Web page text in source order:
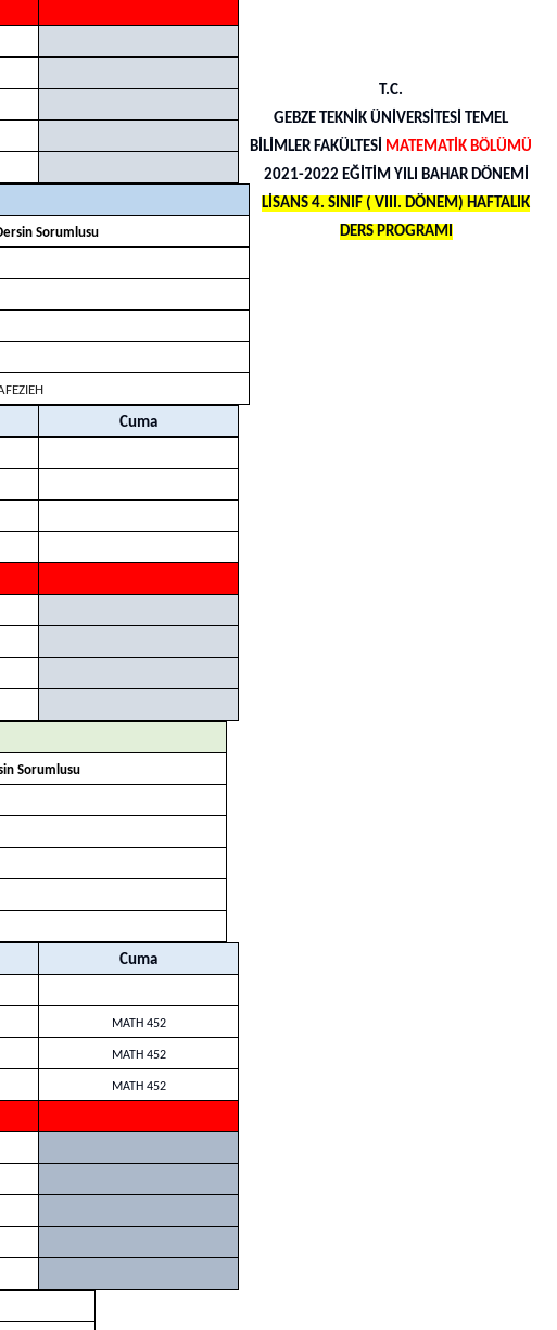
Sorumlusu
Cuma
Sorumlusu
T.C.
GEBZE TEKNİK ÜNİVERSİTESİ TEMEL
BİLİMLER FAKÜLTESİ MATEMATİK BÖLÜMÜ
2021-2022 EĞİTİM YILI BAHAR DÖNEMİ
LİSANS 4. SINIF ( VIII. DÖNEM) HAFTALIK
DERS PROGRAMI
Cuma
MATH 452
MATH 452
MATH 452